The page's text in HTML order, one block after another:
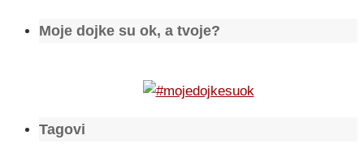
Moje dojke su ok, a tvoje?
Tagovi